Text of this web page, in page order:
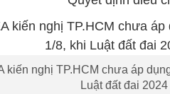
kiến nghị TP.HCM chưa áp
Luật đất đai